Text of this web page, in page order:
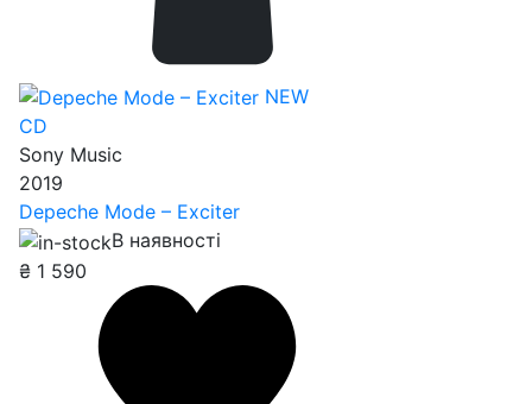
NEW
CD
Sony Music
2019
Depeche Mode – Exciter
В наявності
₴ 1 590